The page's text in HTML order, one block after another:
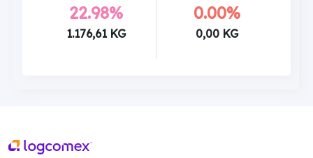
22.98%
1.176,61 KG
0.00%
0,00 KG